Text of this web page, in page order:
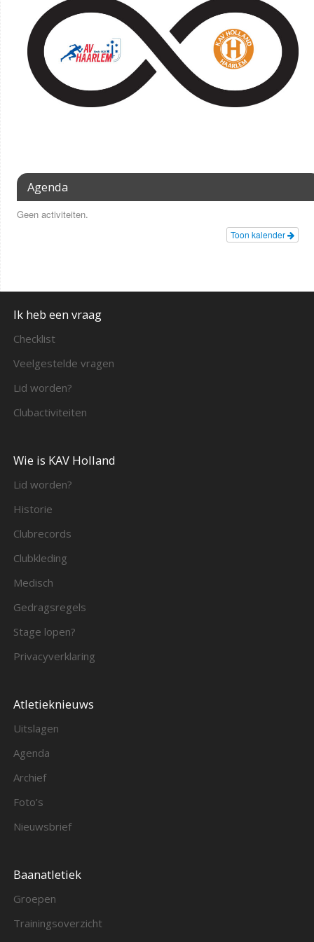
Agenda
Geen activiteiten.
Toon kalender
Ik heb een vraag
Checklist
Veelgestelde vragen
Lid worden?
Clubactiviteiten
Wie is KAV Holland
Lid worden?
Historie
Clubrecords
Clubkleding
Medisch
Gedragsregels
Stage lopen?
Privacyverklaring
Atletieknieuws
Uitslagen
Agenda
Archief
Foto’s
Nieuwsbrief
Baanatletiek
Groepen
Trainingsoverzicht